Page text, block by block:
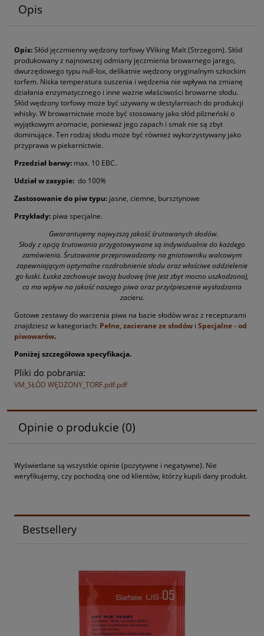
Opis
Opis:Słód jęczmienny wędzony torfowy VViking Malt (Strzegom). Słód
produkowany z najnowszej odmiany jęczmienia browarnego jarego,
dwurzędowego typu null-lox, delikatnie wędzony oryginalnym szkockim
torfem. Niska temperatura suszenia i wędzenia nie wpływa na zmianę
działania enzymatycznego i inne ważne właściwości browarne słodu.
Słód wędzony torfowy może być używany w destylarniach do produkcji
whisky. W browarnictwie może być stosowany jako słód pilzneński o
wyjątkowym aromacie, ponieważ jego zapach i smak nie są zbyt
dominujące. Ten rodzaj słodu może być również wykorzystywany jako
przyprawa w piekarnictwie.
Przedział barwy: max. 10 EBC.
Udział w zasypie: do 100%
Zastosowanie do piw typu: jasne, ciemne, bursztynowe
Przykłady: piwa specjalne.
Gwarantujemy najwyższą jakość śrutowanych słodów.
Słody z opcją śrutowania przygotowywane są indywidualnie do każdego
zamówienia. Śrutowanie przeprowadzamy na gniotowniku walcowym
zapewniającym optymalne rozdrobnienie słodu oraz właściwe oddzielenie
go łuski. Łuska zachowuje swoją budowę (nie jest zbyt mocno uszkodzona),
co ma wpływ na jakość naszego piwa oraz przyśpieszenie wysładzania
zacieru.
Gotowe zestawy do warzenia piwa na bazie słodów wraz z recepturami
znajdziesz w kategoriach: Pełne, zacierane ze słodów i Specjalne - od
piwowarów.
Poniżej szczegółowa specyfikacja.
Pliki do pobrania:
VM_SŁÓD WĘDZONY_TORF.pdf.pdf
Opinie o produkcie (0)
Wyświetlane są wszystkie opinie (pozytywne i negatywne). Nie
weryfikujemy, czy pochodzą one od klientów, którzy kupili dany produkt.
Bestsellery